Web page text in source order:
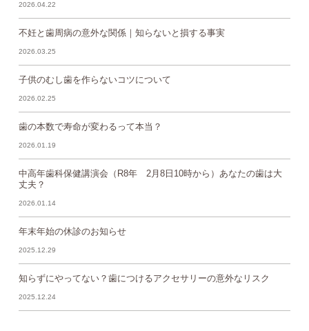
2026.04.22
不妊と歯周病の意外な関係｜知らないと損する事実
2026.03.25
子供のむし歯を作らないコツについて
2026.02.25
歯の本数で寿命が変わるって本当？
2026.01.19
中高年歯科保健講演会（R8年 2月8日10時から）あなたの歯は大
丈夫？
2026.01.14
年末年始の休診のお知らせ
2025.12.29
知らずにやってない？歯につけるアクセサリーの意外なリスク
2025.12.24